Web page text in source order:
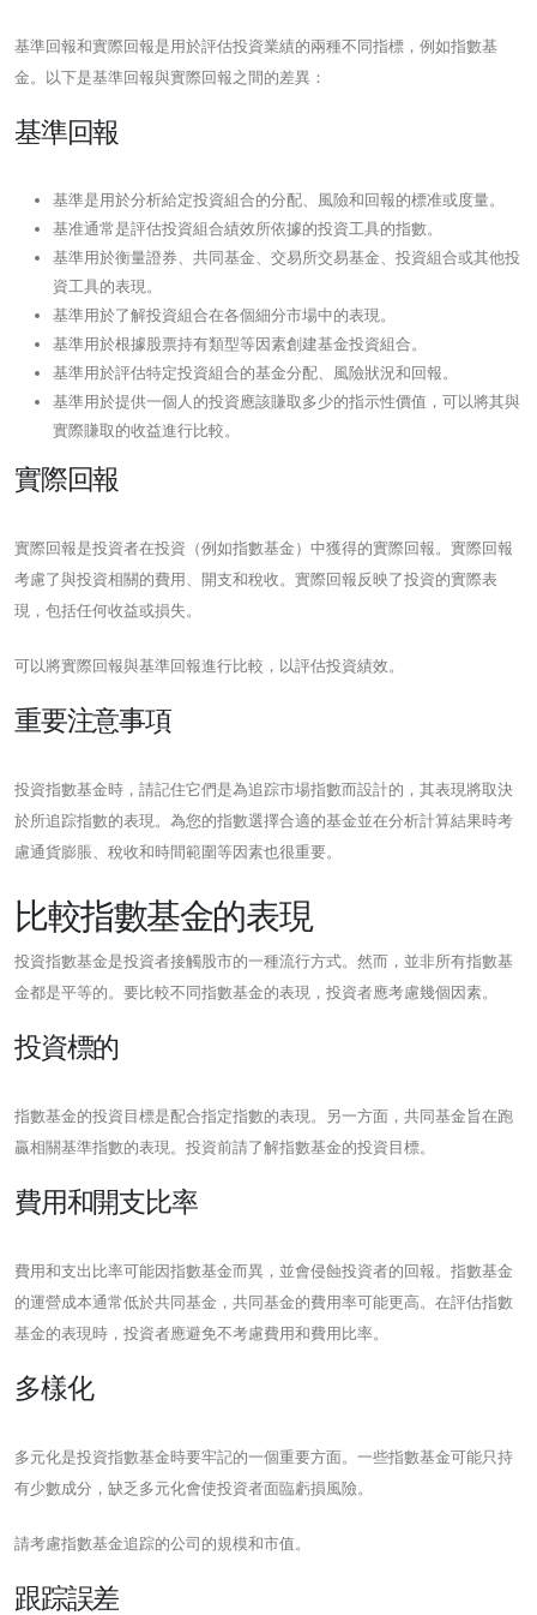
基準回報和實際回報是用於評估投資業績的兩種不同指標，例如指數基
金。以下是基準回報與實際回報之間的差異：
基準回報
基準是用於分析給定投資組合的分配、風險和回報的標准或度量。
基准通常是評估投資組合績效所依據的投資工具的指數。
基準用於衡量證券、共同基金、交易所交易基金、投資組合或其他投
資工具的表現。
基準用於了解投資組合在各個細分市場中的表現。
基準用於根據股票持有類型等因素創建基金投資組合。
基準用於評估特定投資組合的基金分配、風險狀況和回報。
基準用於提供一個人的投資應該賺取多少的指示性價值，可以將其與
實際賺取的收益進行比較。
實際回報
實際回報是投資者在投資（例如指數基金）中獲得的實際回報。實際回報
考慮了與投資相關的費用、開支和稅收。實際回報反映了投資的實際表
現，包括任何收益或損失。
可以將實際回報與基準回報進行比較，以評估投資績效。
重要注意事項
投資指數基金時，請記住它們是為追踪市場指數而設計的，其表現將取決
於所追踪指數的表現。為您的指數選擇合適的基金並在分析計算結果時考
慮通貨膨脹、稅收和時間範圍等因素也很重要。
比較指數基金的表現
投資指數基金是投資者接觸股市的一種流行方式。然而，並非所有指數基
金都是平等的。要比較不同指數基金的表現，投資者應考慮幾個因素。
投資標的
指數基金的投資目標是配合指定指數的表現。另一方面，共同基金旨在跑
贏相關基準指數的表現。投資前請了解指數基金的投資目標。
費用和開支比率
費用和支出比率可能因指數基金而異，並會侵蝕投資者的回報。指數基金
的運營成本通常低於共同基金，共同基金的費用率可能更高。在評估指數
基金的表現時，投資者應避免不考慮費用和費用比率。
多樣化
多元化是投資指數基金時要牢記的一個重要方面。一些指數基金可能只持
有少數成分，缺乏多元化會使投資者面臨虧損風險。
請考慮指數基金追踪的公司的規模和市值。
跟踪誤差